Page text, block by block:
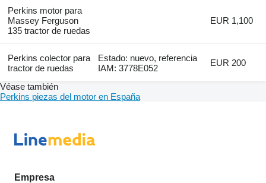
Perkins motor para
Massey Ferguson
135 tractor de ruedas
EUR 1,100
Perkins colector para
tractor de ruedas
Estado: nuevo, referencia
IAM: 3778E052
EUR 200
Véase también
Perkins piezas del motor en España
Empresa